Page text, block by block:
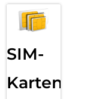
verwandeln Sie Ihr
Scanner in
praktisch überall
Mit dem Open-
SIM-
Karten